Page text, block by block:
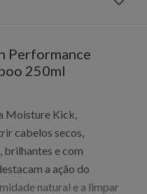
Performance
250ml
Moisture Kick,
cabelos secos,
brilhantes e com
a ação do
natural e a limpar